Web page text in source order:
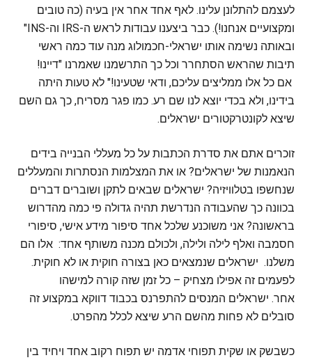
לעצמם להתלונן עלינו. לאף אחד אחר אין בעיה (כה טובים
ומקצועיים אנחנו!). כבר ביצענו עבודות לראש ה-IRS וה-INS"
ובאותה נשימה אותו ישראלי-חכמולוג מנה עוד כמה ראשי
תיבות שהראש הסתחרר וכל כך התרשמנו שאמרנו "דיינו!
אם כל אלו ממליצים עליכם, ודאי שטעינו!" לא טעות היתה
בידינו, ולא בכדי יוצא לנו שם רע. כמו פגר מסריח, כך גם השם
שיצא לקונטרקטורים ישראלים.
זוכרים אתם את סדרת הכתבות על כל מעללי הבנייה בידים
הנאמנות של ישראלים? או את המצלמות הנסתרות והמעללים
שנחשפו בטלוויזיה? ישראלים שבאים לתקן ושוברים דברים
בכוונה כך שהעבודה הנדרשת תהיה גדולה פי כמה מהדרוש
בראשונה? אני משוכנע שלכל אחד סיפור מידע אישי, סיפורי
חסמבה ואלף לילה ולילה, ולכולם מכנה משותף אחד: אלו הם
משלנו. ישראלים שנמצאים כאן בצורה חוקית או לא חוקית.
לפעמים זה אפילו מצחיק – כל זמן שזה קורה למישהו
אחר. ישראלים המנסים להתפרנס בכבוד דווקא במקצוע זה
סובלים לא פחות מהשם הרע שיצא לכלל מהפרט.
כשבשק או שקית תפוחי אדמה יש תפוח רקוב אחד ויחיד בין